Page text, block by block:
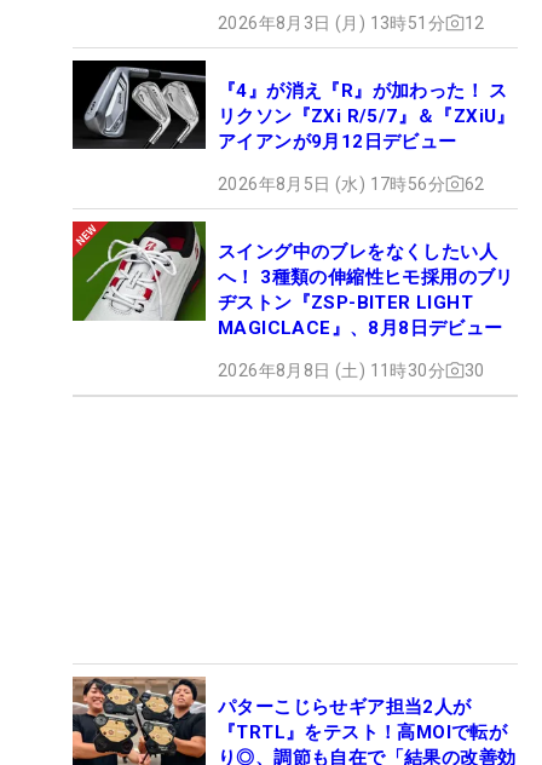
2026年8月3日 (月) 13時51分 12
『4』が消え『R』が加わった！ ス
リクソン『ZXi R/5/7』＆『ZXiU』
アイアンが9月12日デビュー
2026年8月5日 (水) 17時56分 62
スイング中のブレをなくしたい人
へ！ 3種類の伸縮性ヒモ採用のブリ
ヂストン『ZSP-BITER LIGHT
MAGICLACE』、8月8日デビュー
2026年8月8日 (土) 11時30分 30
パターこじらせギア担当2人が
『TRTL』をテスト！高MOIで転が
り◎、調節も自在で「結果の改善効